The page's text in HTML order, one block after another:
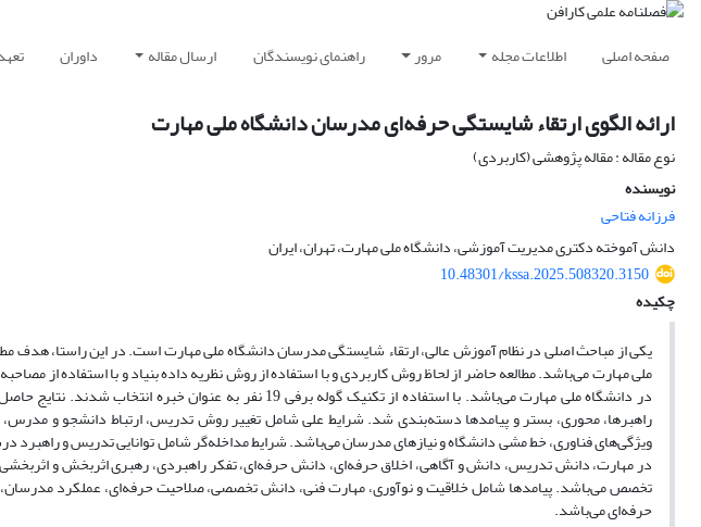
صفحه اصلی اطلاعات مجله مرور راهنمای نویسندگان ارسال مقاله داوران
ارائه الگوی ارتقاء شایستگی حرفه‌ای مدرسان دانشگاه ملی مهارت
نوع مقاله : مقاله پژوهشی (کاربردی)
نویسنده
فرزانه فتاحی
دانش آموخته دکتری مدیریت آموزشی، دانشگاه ملی مهارت، تهران، ایران
10.48301/kssa.2025.508320.3150
چکیده
یکی از مباحث اصلی در نظام آموزش عالی، ارتقاء شایستگی مدرسان دانشگاه ملی مهارت است. در این راستا، هدف
ملی مهارت می‌باشد. مطالعه حاضر از لحاظ روش کاربردی و با استفاده از روش نظریه داده بنیاد و با استفاده از
در دانشگاه ملی مهارت می‌باشد. با استفاده از تکنیک گوله برفی 19
راهبرها، محوری، بستر و پیامدها دسته‌بندی شد. شرایط علی شامل تغییر روش تدریس، ارتباط دانشجو و مدرس،
ویژگی‌های فناوری، خط مشی دانشگاه و نیازهای مدرسان می‌باشد. شرایط مداخله‌گر شامل توانایی تدریس و
در مهارت، دانش تدریس، دانش و آگاهی، اخلاق حرفه‌ای، دانش حرفه‌ای، تفکر راهبردی، رهبری اثربخش و
تخصص می‌باشد. پیامدها شامل خلاقیت و نوآوری، مهارت فنی، دانش تخصصی، صلاحیت حرفه‌ای، عملکرد
حرفه‌ای می‌باشد.